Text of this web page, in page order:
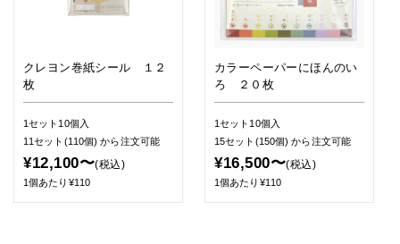
クレヨン巻紙シール １２
枚
1セット10個入
11セット(110個)から注文可能
¥12,100〜(税込)
1個あたり¥110
カラーペーパーにほんのい
ろ ２０枚
1セット10個入
15セット(150個)から注文可能
¥16,500〜(税込)
1個あたり¥110